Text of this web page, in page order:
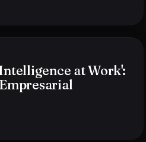
at Work':